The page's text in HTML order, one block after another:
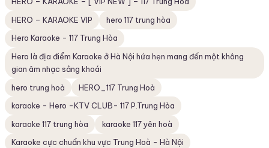
HERO – KARAOKE VIP
hero 117 trung hòa
Hero Karaoke - 117 Trung Hòa
Hero là địa điểm Karaoke ở Hà Nội hứa hẹn mang đến một không
gian âm nhạc sảng khoái
hero trung hoà
HERO_117 Trung Hoà
karaoke - Hero -KTV CLUB- 117 P.Trung Hòa
karaoke 117 trung hòa
karaoke 117 yên hoà
Karaoke cực chuẩn khu vực Trung Hoà - Hà Nội